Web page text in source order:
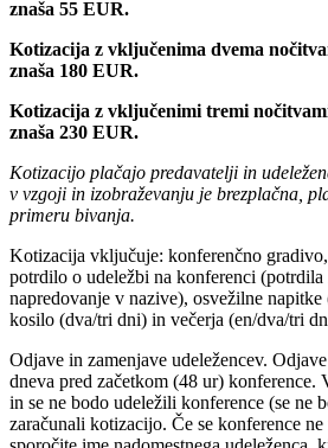
znaša 55 EUR.
Kotizacija z vključenima dvema
znaša 180 EUR.
Kotizacija z vključenimi tremi
znaša 230 EUR.
Kotizacijo plačajo predavatelji in
v vzgoji in izobraževanju je brezplačna,
primeru bivanja.
Kotizacija vključuje: konferenčno
potrdilo o udeležbi na konferenci (potrdila
napredovanje v nazive), osvežilne
kosilo (dva/tri dni) in večerja (en/dva/tri
Odjave in zamenjave udeležencev.
dneva pred začetkom (48 ur)
in se ne bodo udeležili konference (se ne
zaračunali kotizacijo. Če se konference